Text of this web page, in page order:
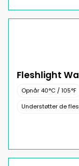
Fleshlight
Opnår 40°C / 105°F
Understøtter de